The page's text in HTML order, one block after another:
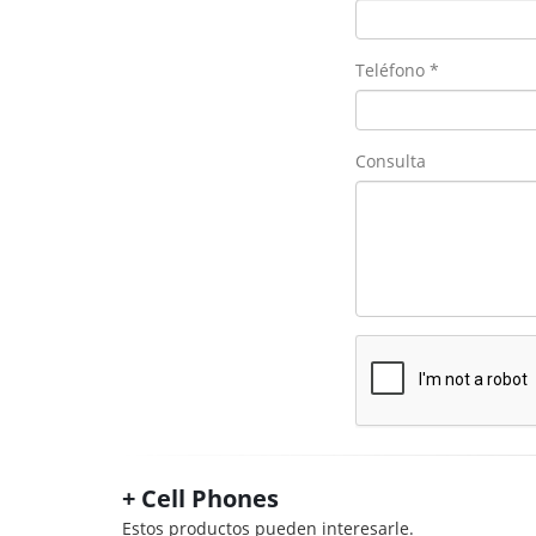
Teléfono *
Consulta
+ Cell Phones
Estos productos pueden interesarle.